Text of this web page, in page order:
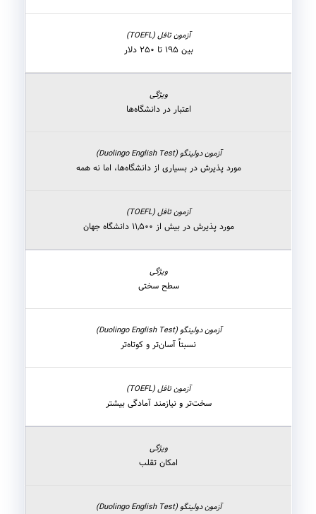
بین ۱۹۵ تا ۲۵۰ دلار
اعتبار در دانشگاه‌ها
مورد پذیرش در بسیاری از دانشگاه‌ها، اما نه همه
مورد پذیرش در بیش از ۱۱,۵۰۰ دانشگاه جهان
سطح سختی
نسبتاً آسان‌تر و کوتاه‌تر
سخت‌تر و نیازمند آمادگی بیشتر
امکان تقلب